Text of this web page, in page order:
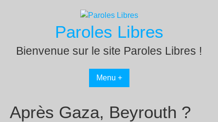
Paroles Libres
Bienvenue sur le site Paroles Libres !
Menu +
Après Gaza, Beyrouth ?